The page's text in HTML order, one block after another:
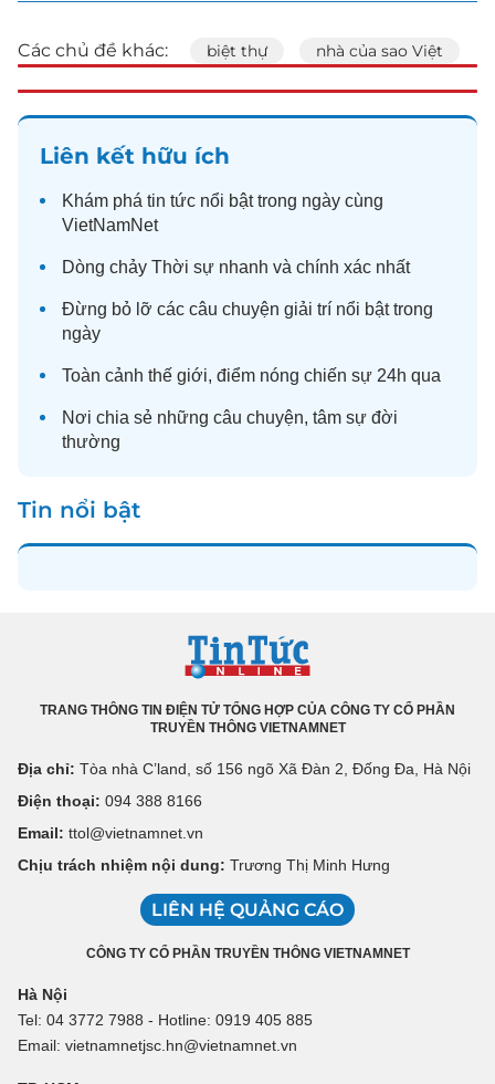
Các chủ đề khác: biệt thự nhà của sao Việt
Liên kết hữu ích
Khám phá tin tức nổi bật trong ngày cùng
VietNamNet
Dòng chảy Thời sự nhanh và chính xác nhất
Đừng bỏ lỡ các câu chuyện giải trí nổi bật trong
ngày
Toàn cảnh thế giới, điểm nóng chiến sự 24h qua
Nơi chia sẻ những câu chuyện, tâm sự đời
thường
Tin nổi bật
TRANG THÔNG TIN ĐIỆN TỬ TỔNG HỢP CỦA CÔNG TY CỔ PHẦN
TRUYỀN THÔNG VIETNAMNET
Địa chỉ: Tòa nhà C’land, số 156 ngõ Xã Đàn 2, Đống Đa, Hà Nội
Điện thoại: 094 388 8166
Email: ttol@vietnamnet.vn
Chịu trách nhiệm nội dung: Trương Thị Minh Hưng
LIÊN HỆ QUẢNG CÁO
CÔNG TY CỔ PHẦN TRUYỀN THÔNG VIETNAMNET
Hà Nội
Tel: 04 3772 7988 - Hotline: 0919 405 885
Email: vietnamnetjsc.hn@vietnamnet.vn